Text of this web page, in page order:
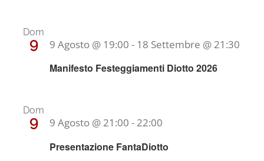
Dom
9
Manifesto Festeggiamenti Diotto 2026
9 Agosto @ 19:00 - 18 Settembre @ 21:30
Dom
9
Presentazione FantaDiotto
9 Agosto @ 21:00 - 22:00